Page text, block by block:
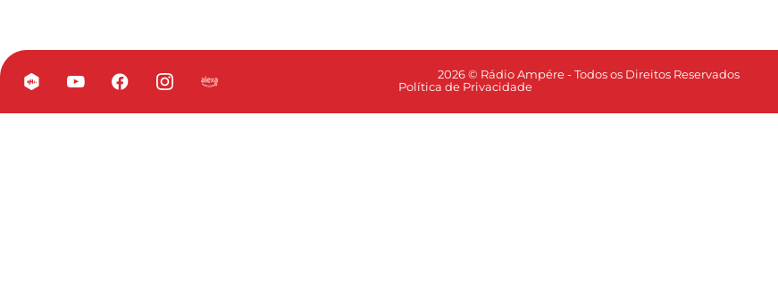
2026 © Rádio Ampére - Todos os Direitos Reservados
Política de Privacidade